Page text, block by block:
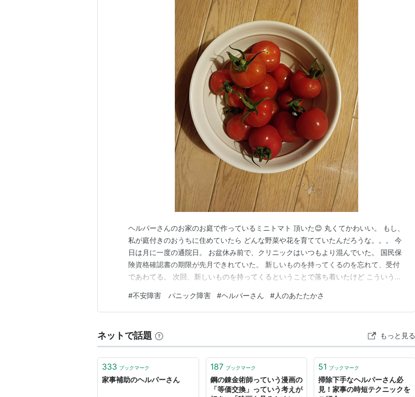
ヘルパーさんのお家のお庭で作っているミニトマト 頂いた😊 丸くてかわいい。 もし、
私が庭付きのおうちに住めていたら どんな野菜や花を育てていたんだろうな。。。 今
日は月に一度の通院日。 お盆休み前で、クリニックはいつもより混んでいた。 国民保
険資格確認書の期限が先月できれていた。 新しいものを持ってくるのを忘れて、受付
であわてる。 次回、新しいものを持ってくるということで落ち着いたけど こういうと
らと多くて 紛らわしいのが多い。 細かい文字が見えずらくて書類の文字が見えずら
い。 こんなとき、ヘルパーさんが、側にいてく…
#不安障害 パニック障害 #ヘルパーさん #人のあたたかさ
ネットで話題 もっと見る
333 ブックマーク
家事補助のヘルパーさん
187 ブックマーク
鋼の錬金術師っていう漫画の
「等価交換」っていう考えが
51 ブックマーク
掃除下手なヘルパーさん必
見！家事の時短テクニックを